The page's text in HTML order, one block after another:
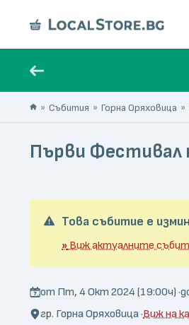
Събития Горна Оряховица
Първи Фестивал
Това събитие е
»Виж актуалните
от Пт, 4 Окт 2024 (19:00ч) ·
гр. Горна Оряховица ·Виж на